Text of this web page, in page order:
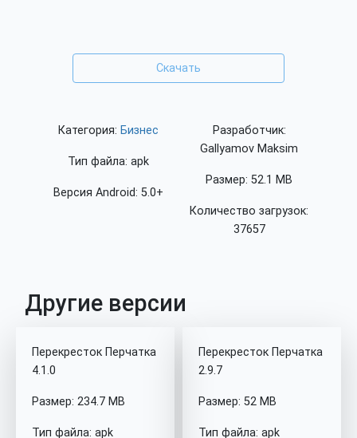
Скачать
Категория: Бизнес
Тип файла: apk
Версия Android: 5.0+
Разработчик:
Gallyamov Maksim
Размер: 52.1 MB
Количество загрузок:
37657
Другие версии
Перекресток Перчатка
4.1.0
Размер: 234.7 MB
Тип файла: apk
Перекресток Перчатка
2.9.7
Размер: 52 MB
Тип файла: apk